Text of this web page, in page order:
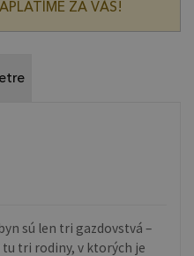
ZA VÁS!
sú len tri gazdovstvá –
tu tri rodiny, v ktorých je